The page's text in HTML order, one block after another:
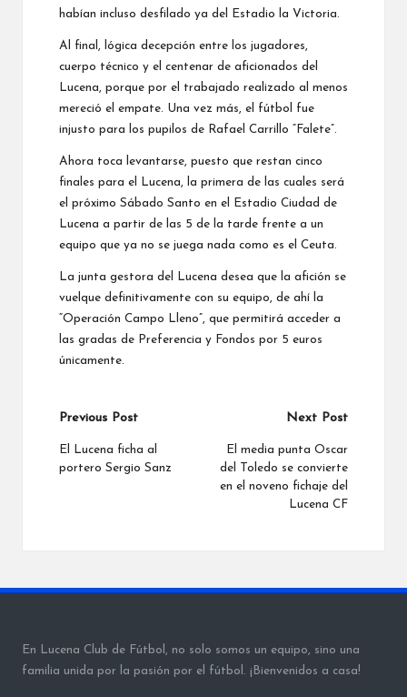
habían incluso desfilado ya del Estadio la Victoria.
Al final, lógica decepción entre los jugadores,
cuerpo técnico y el centenar de aficionados del
Lucena, porque por el trabajado realizado al menos
mereció el empate. Una vez más, el fútbol fue
injusto para los pupilos de Rafael Carrillo “Falete”.
Ahora toca levantarse, puesto que restan cinco
finales para el Lucena, la primera de las cuales será
el próximo Sábado Santo en el Estadio Ciudad de
Lucena a partir de las 5 de la tarde frente a un
equipo que ya no se juega nada como es el Ceuta.
La junta gestora del Lucena desea que la afición se
vuelque definitivamente con su equipo, de ahí la
“Operación Campo Lleno”, que permitirá acceder a
las gradas de Preferencia y Fondos por 5 euros
únicamente.
Post
navigation
Previous Post
El Lucena ficha al
portero Sergio Sanz
Next Post
El media punta Oscar
del Toledo se convierte
en el noveno fichaje del
Lucena CF
En Lucena Club de Fútbol, no solo somos un equipo, sino una
familia unida por la pasión por el fútbol. ¡Bienvenidos a casa!